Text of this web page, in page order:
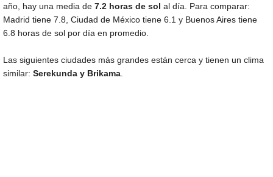
año, hay una media de 7.2 horas de sol al día. Para comparar:
Madrid tiene 7.8, Ciudad de México tiene 6.1 y Buenos Aires tiene
6.8 horas de sol por día en promedio.
Las siguientes ciudades más grandes están cerca y tienen un clima
similar: Serekunda y Brikama